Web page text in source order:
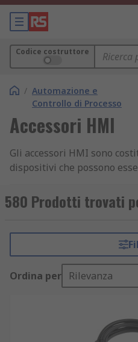
Codice costruttore
/ Automazione e
Controllo di Processo
Accessori HMI
Gli accessori HMI sono
dispositivi che possono
uomo-macchina". Questo
ottenere il massimo dalla
I tipici accessori HMI
componenti che vanno dai
Tipi di accessori HMI
580 Prodotti trovati
Ordina per Rilevanza